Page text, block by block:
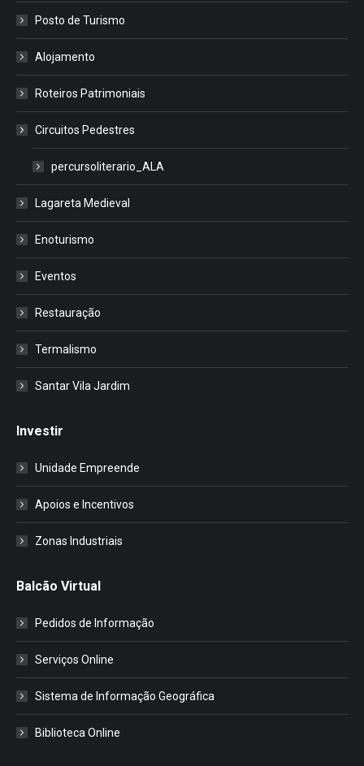
Posto de Turismo
Alojamento
Roteiros Patrimoniais
Circuitos Pedestres
percursoliterario_ALA
Lagareta Medieval
Enoturismo
Eventos
Restauração
Termalismo
Santar Vila Jardim
Investir
Unidade Empreende
Apoios e Incentivos
Zonas Industriais
Balcão Virtual
Pedidos de Informação
Serviços Online
Sistema de Informação Geográfica
Biblioteca Online